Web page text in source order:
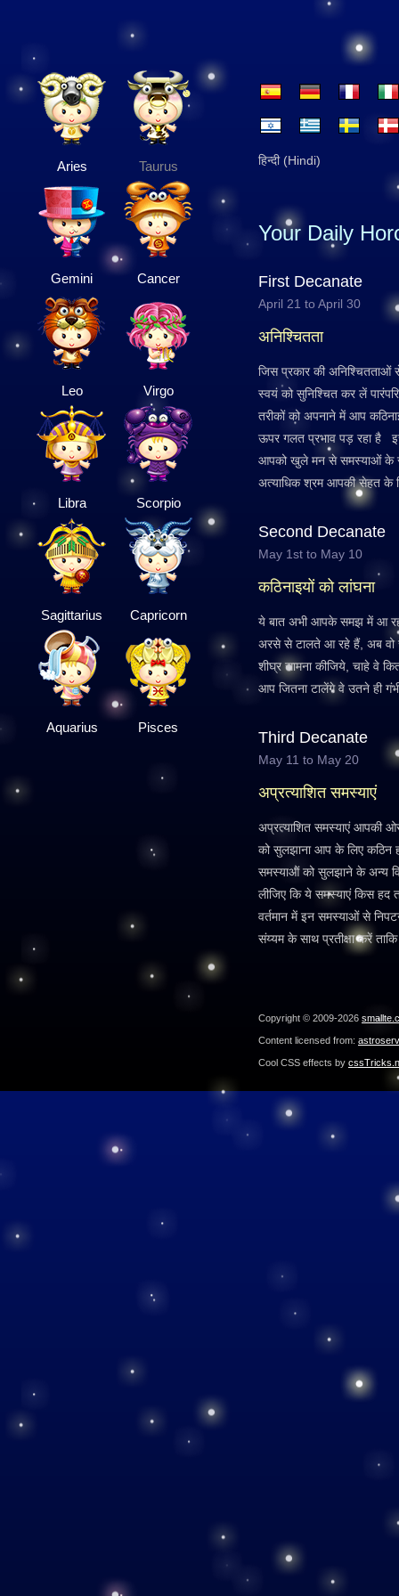
Aries Taurus
Gemini Cancer
Leo Virgo
Libra Scorpio
Sagittarius Capricorn
Aquarius Pisces
हिन्दी (Hindi)
Your Daily
First Decanate
April 21 to April 30
अनिश्चितता
जिस प्रकार की
स्वयं को सुनिश्चित कर लें
तरीकों को अपनाने में आप
ऊपर गलत प्रभाव पड़ रहा है
आपको खुले मन से समस्याओं के
अत्याधिक श्रम आपकी सेहत के
Second Decanate
May 1st to May 10
कठिनाइयों को लांघना
ये बात अभी आपके समझ में आ
अरसे से टालते आ रहे हैं, अब वो
शीघ्र सामना कीजिये, चाहे वे
आप जितना टालेंगे वे उतने ही
Third Decanate
May 11 to May 20
अप्रत्याशित समस्याएं
अप्रत्याशित समस्याएं आपकी
को सुलझाना आप के लिए कठिन
समस्याओं को सुलझाने के अन्य
लीजिए कि ये समस्याएं किस
वर्तमान में इन समस्याओं से
संय्यम के साथ प्रतीक्षा करें
Copyright © 2009-2026
Content licensed from:
Cool CSS effects by